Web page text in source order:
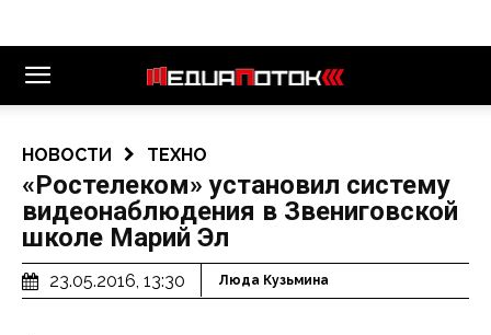
НОВОСТИ ТЕХНО
«Ростелеком» установил систему
видеонаблюдения в Звениговской
школе Марий Эл
23.05.2016, 13:30 Люда Кузьмина